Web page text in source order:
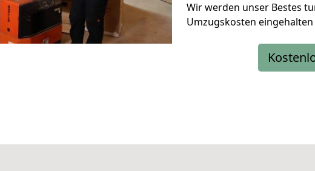
Wir werden unser Bestes
Umzugskosten